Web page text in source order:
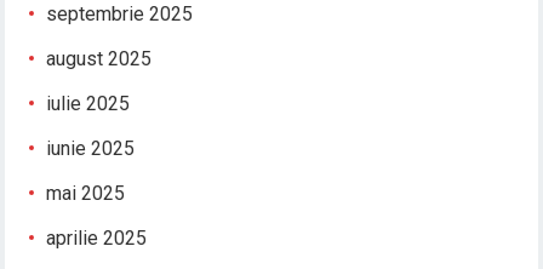
septembrie 2025
august 2025
iulie 2025
iunie 2025
mai 2025
aprilie 2025